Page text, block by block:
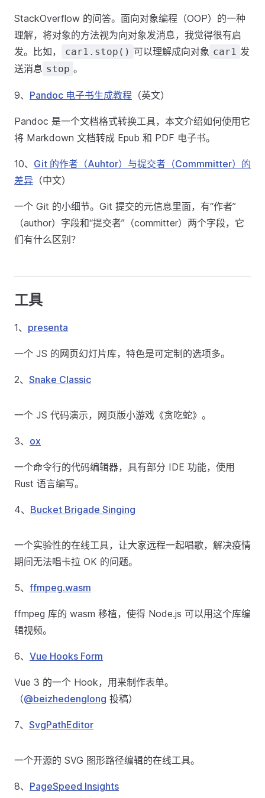
StackOverflow 的问答。面向对象编程（OOP）的一种
理解，将对象的方法视为向对象发消息，我觉得很有启
发。比如，
car1.stop() 可以理解成向对象 car1 发
送消息 stop 。
9、 Pandoc 电子书生成教程 （英文）
Pandoc 是一个文档格式转换工具，本文介绍如何使用它
将 Markdown 文档转成 Epub 和 PDF 电子书。
10、 Git 的作者（Auhtor）与提交者（Commmitter）的
差异 （中文）
一个 Git 的小细节。Git 提交的元信息里面，有“作者”
（author）字段和“提交者”（committer）两个字段，它
们有什么区别？
工具
1、 presenta
一个 JS 的网页幻灯片库，特色是可定制的选项多。
2、 Snake Classic
一个 JS 代码演示，网页版小游戏《贪吃蛇》。
3、 ox
一个命令行的代码编辑器，具有部分 IDE 功能，使用
Rust 语言编写。
4、 Bucket Brigade Singing
一个实验性的在线工具，让大家远程一起唱歌，解决疫情
期间无法唱卡拉 OK 的问题。
5、 ffmpeg.wasm
ffmpeg 库的 wasm 移植，使得 Node.js 可以用这个库编
辑视频。
6、 Vue Hooks Form
Vue 3 的一个 Hook，用来制作表单。
（@beizhedenglong 投稿）
7、 SvgPathEditor
一个开源的 SVG 图形路径编辑的在线工具。
8、 PageSpeed Insights